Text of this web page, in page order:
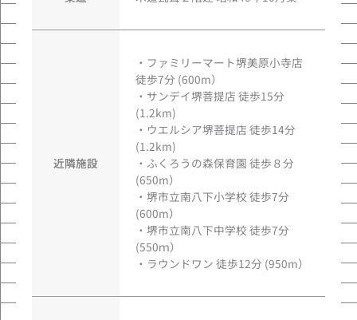
近隣施設
・ファミリーマート堺美原小寺店
徒歩7分 (600m）
・サンデイ堺菩提店 徒歩15分
(1.2km)
・ウエルシア堺菩提店 徒歩14分
(1.2km)
・ふくろうの森保育園 徒歩８分
(650m）
・堺市立南八下小学校 徒歩7分
(600m）
・堺市立南八下中学校 徒歩7分
(550ｍ）
・ラウンドワン 徒歩12分 (950m）